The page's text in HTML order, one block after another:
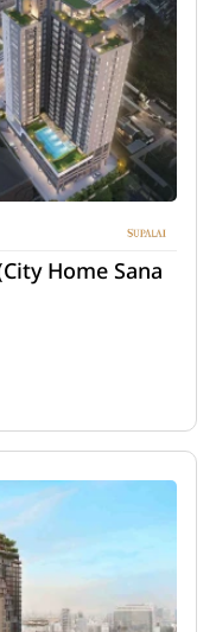
Home Sana